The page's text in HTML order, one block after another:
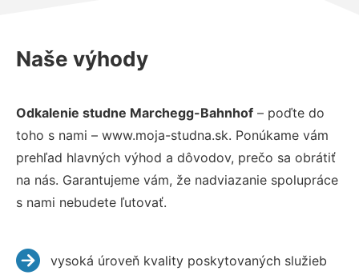
Naše výhody
Odkalenie studne Marchegg-Bahnhof – poďte do
toho s nami – www.moja-studna.sk. Ponúkame vám
prehľad hlavných výhod a dôvodov, prečo sa obrátiť
na nás. Garantujeme vám, že nadviazanie spolupráce
s nami nebudete ľutovať.
vysoká úroveň kvality poskytovaných služieb